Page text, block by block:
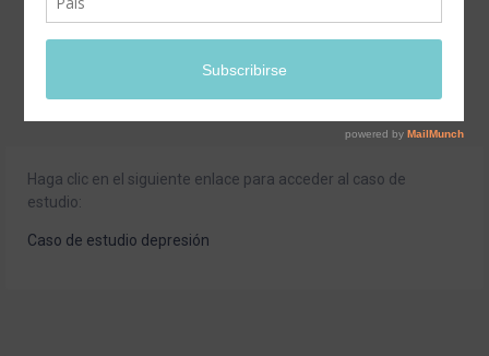
Haga clic en el siguiente enlace para acceder al caso de
estudio:
Caso de estudio depresión